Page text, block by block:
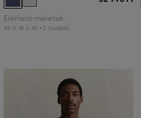
Elérhető méretek:
XS, S, M L, XL +1 további